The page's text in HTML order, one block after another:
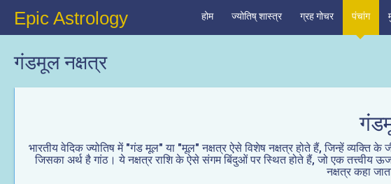
Epic Astrology होम ज्योतिष् शास्त्र ग्रह गोचर पंचांग
गंडमूल नक्षत्र
भारतीय वेदिक ज्योतिष में "गंड मूल" या "मूल" नक्षत्र ऐसे विशेष नक्षत्र होते हैं, जिन्हें व्यक्ति
जिसका अर्थ है गांठ। ये नक्षत्र राशि के ऐसे संगम बिंदुओं पर स्थित होते हैं, जो एक तत्त्वीय
नक्षत्र कहा